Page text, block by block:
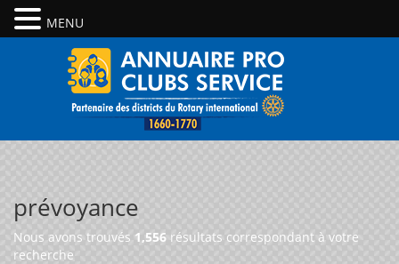
prévoyance
Nous avons trouvés 1,556 résultats correspondant à votre
recherche
MENU